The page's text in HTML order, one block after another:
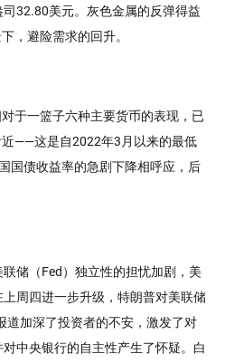
32.80美元。灰色金属的反弹得益
，避险需求的回升。
于一篮子六种主要货币的表现，已
——这是自2022年3月以来的最低
国债收益率的急剧下降相呼应，后
储（Fed）独立性的担忧加剧，美
周四进一步升级，特朗普对美联储
道加深了投资者的不安，激发了对
中央银行的自主性产生了怀疑。白